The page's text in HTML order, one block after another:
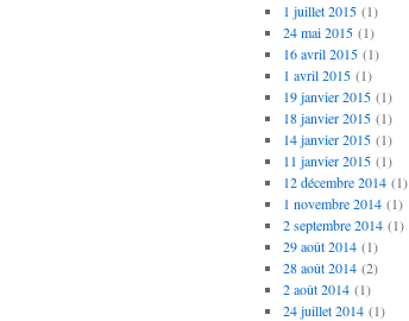
1 juillet 2015(1)
24 mai 2015(1)
16 avril 2015(1)
1 avril 2015(1)
19 janvier 2015(1)
18 janvier 2015(1)
14 janvier 2015(1)
11 janvier 2015(1)
12 décembre 2014(1)
1 novembre 2014(1)
2 septembre 2014(1)
29 août 2014(1)
28 août 2014(2)
2 août 2014(1)
24 juillet 2014(1)